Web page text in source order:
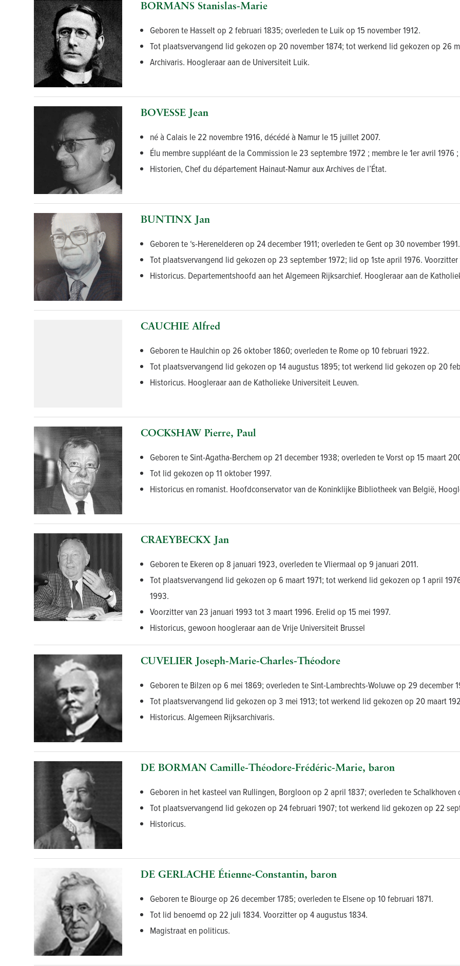
BORMANS Stanislas-Marie
Geboren te Hasselt op 2 februari 1835; overleden te Luik op 15 november 1912.
Tot plaatsvervangend lid gekozen op 20 november 1874; tot werkend lid gekozen op 26
Archivaris. Hoogleraar aan de Universiteit Luik.
BOVESSE Jean
né à Calais le 22 novembre 1916, décédé à Namur le 15 juillet 2007.
Élu membre suppléant de la Commission le 23 septembre 1972 ; membre le 1er avril
Historien, Chef du département Hainaut-Namur aux Archives de l’État.
BUNTINX Jan
Geboren te ‘s-Herenelderen op 24 december 1911; overleden te Gent op 30 november 1991.
Tot plaatsvervangend lid gekozen op 23 september 1972; lid op 1ste april 1976.
Historicus. Departementshoofd aan het Algemeen Rijksarchief. Hoogleraar aan de
CAUCHIE Alfred
Geboren te Haulchin op 26 oktober 1860; overleden te Rome op 10 februari 1922.
Tot plaatsvervangend lid gekozen op 14 augustus 1895; tot werkend lid gekozen op 20
Historicus. Hoogleraar aan de Katholieke Universiteit Leuven.
COCKSHAW Pierre, Paul
Geboren te Sint-Agatha-Berchem op 21 december 1938; overleden te Vorst op 15 maart
Tot lid gekozen op 11 oktober 1997.
Historicus en romanist. Hoofdconservator van de Koninklijke Bibliotheek van België,
CRAEYBECKX Jan
Geboren te Ekeren op 8 januari 1923, overleden te Vliermaal op 9 januari 2011.
Tot plaatsvervangend lid gekozen op 6 maart 1971; tot werkend lid gekozen op 1 april
1993.
Voorzitter van 23 januari 1993 tot 3 maart 1996. Erelid op 15 mei 1997.
Historicus, gewoon hoogleraar aan de Vrije Universiteit Brussel
CUVELIER Joseph-Marie-Charles-Théodore
Geboren te Bilzen op 6 mei 1869; overleden te Sint-Lambrechts-Woluwe op 29 december
Tot plaatsvervangend lid gekozen op 3 mei 1913; tot werkend lid gekozen op 20 maart
Historicus. Algemeen Rijksarchivaris.
DE BORMAN Camille-Théodore-Frédéric-Marie, baron
Geboren in het kasteel van Rullingen, Borgloon op 2 april 1837; overleden te Schalkhoven
Tot plaatsvervangend lid gekozen op 24 februari 1907; tot werkend lid gekozen op 22
Historicus.
DE GERLACHE Étienne-Constantin, baron
Geboren te Biourge op 26 december 1785; overleden te Elsene op 10 februari 1871.
Tot lid benoemd op 22 juli 1834. Voorzitter op 4 augustus 1834.
Magistraat en politicus.